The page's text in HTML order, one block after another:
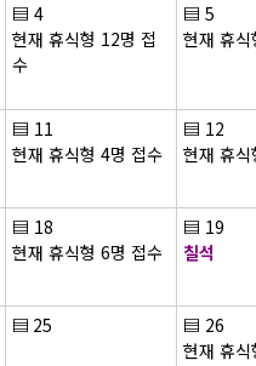
▤ 4
현재 휴식형 12명 접
수
▤ 5
현재 휴
▤ 11
현재 휴식형 4명 접수
▤ 12
현재 휴
▤ 18
현재 휴식형 6명 접수
▤ 19
칠석
▤ 25 ▤ 26
현재 휴